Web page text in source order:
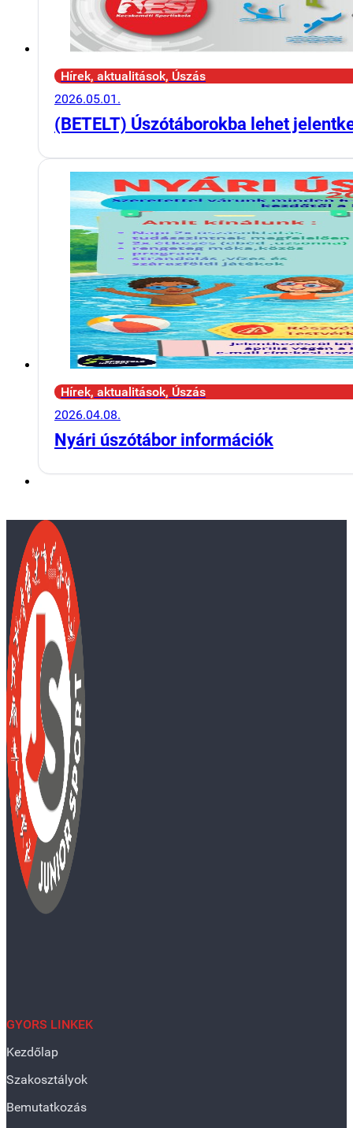
Hírek, aktualitások, Úszás
2026.05.01.
(BETELT) Úszótáborokba lehet
Hírek, aktualitások, Úszás
2026.04.08.
Nyári úszótábor információk
GYORS LINKEK
Kezdőlap
Szakosztályok
Bemutatkozás